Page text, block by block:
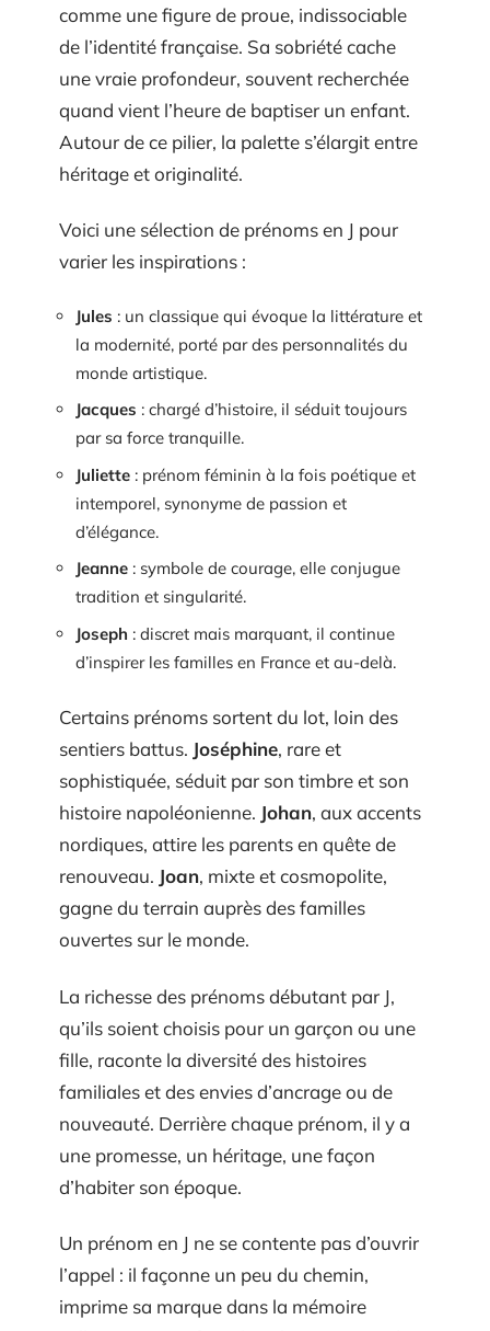
comme une figure de proue, indissociable
de l’identité française. Sa sobriété cache
une vraie profondeur, souvent recherchée
quand vient l’heure de baptiser un enfant.
Autour de ce pilier, la palette s’élargit entre
héritage et originalité.
Voici une sélection de prénoms en J pour
varier les inspirations :
Jules : un classique qui évoque la littérature et
la modernité, porté par des personnalités du
monde artistique.
Jacques : chargé d’histoire, il séduit toujours
par sa force tranquille.
Juliette : prénom féminin à la fois poétique et
intemporel, synonyme de passion et
d’élégance.
Jeanne : symbole de courage, elle conjugue
tradition et singularité.
Joseph : discret mais marquant, il continue
d’inspirer les familles en France et au-delà.
Certains prénoms sortent du lot, loin des
sentiers battus. Joséphine, rare et
sophistiquée, séduit par son timbre et son
histoire napoléonienne. Johan, aux accents
nordiques, attire les parents en quête de
renouveau. Joan, mixte et cosmopolite,
gagne du terrain auprès des familles
ouvertes sur le monde.
La richesse des prénoms débutant par J,
qu’ils soient choisis pour un garçon ou une
fille, raconte la diversité des histoires
familiales et des envies d’ancrage ou de
nouveauté. Derrière chaque prénom, il y a
une promesse, un héritage, une façon
d’habiter son époque.
Un prénom en J ne se contente pas d’ouvrir
l’appel : il façonne un peu du chemin,
imprime sa marque dans la mémoire